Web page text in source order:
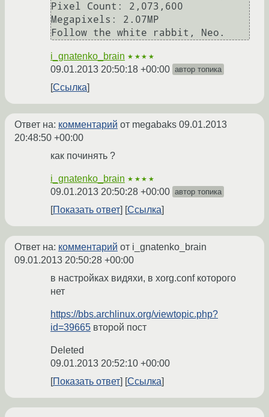
Pixel Count: 2,073,600
Megapixels: 2.07MP
i_gnatenko_brain ★★★★
09.01.2013 20:50:18 +00:00 автор топика
Ссылка
Ответ на: комментарий от megabaks 09.01.2013
20:48:50 +00:00
как починять ?
i_gnatenko_brain ★★★★
09.01.2013 20:50:28 +00:00 автор топика
Показать ответ Ссылка
Ответ на: комментарий от i_gnatenko_brain
09.01.2013 20:50:28 +00:00
в настройках видяхи, в xorg.conf которого
нет
https://bbs.archlinux.org/viewtopic.php?
id=39665 второй пост
Deleted
09.01.2013 20:52:10 +00:00
Показать ответ
Ссылка